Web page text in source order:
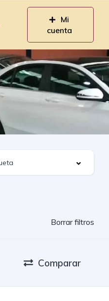
Mi
cuenta
Borrar filtros
Comparar